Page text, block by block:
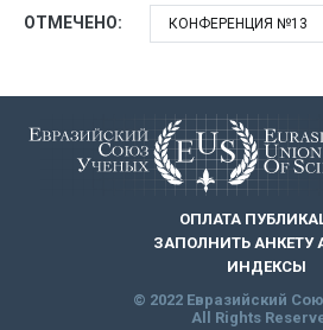
ОТМЕЧЕНО: КОНФЕРЕНЦИЯ №13
ОПЛАТА
ЗАПОЛНИТЬ АНКЕТУ
ИНДЕКСЫ
© 2022 Евразийский
All Rights